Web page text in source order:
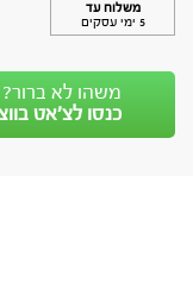
משלוח עד
5 ימי עסקים
משהו לא ברור?
כנסו לצ’אט